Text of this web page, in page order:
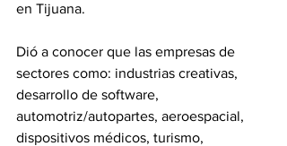
en Tijuana.
Dió a conocer que las empresas de
sectores como: industrias creativas,
desarrollo de software,
automotriz/autopartes, aeroespacial,
dispositivos médicos, turismo,